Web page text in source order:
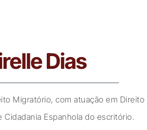
Dias
Migratório, com atuação em
Espanhola do escritório.